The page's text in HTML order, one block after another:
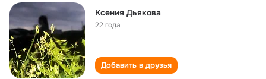
Ксения Дьякова
22 года
Добавить в друзья